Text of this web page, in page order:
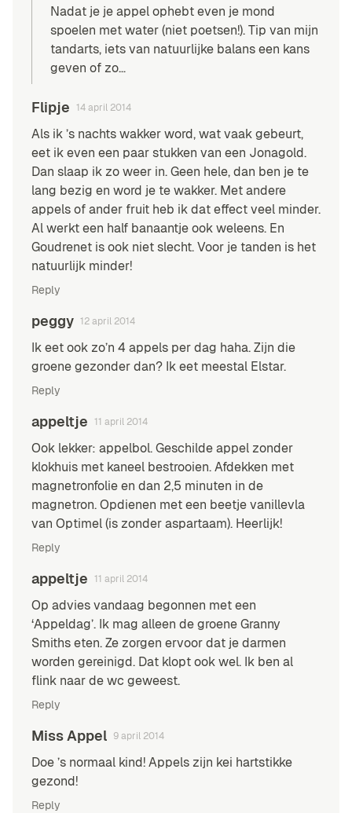
Nadat je je appel ophebt even je mond
spoelen met water (niet poetsen!). Tip van mijn
tandarts, iets van natuurlijke balans een kans
geven of zo…
Flipje 14 april 2014
Als ik ’s nachts wakker word, wat vaak gebeurt,
eet ik even een paar stukken van een Jonagold.
Dan slaap ik zo weer in. Geen hele, dan ben je te
lang bezig en word je te wakker. Met andere
appels of ander fruit heb ik dat effect veel minder.
Al werkt een half banaantje ook weleens. En
Goudrenet is ook niet slecht. Voor je tanden is het
natuurlijk minder!
Reply
peggy 12 april 2014
Ik eet ook zo’n 4 appels per dag haha. Zijn die
groene gezonder dan? Ik eet meestal Elstar.
Reply
appeltje 11 april 2014
Ook lekker: appelbol. Geschilde appel zonder
klokhuis met kaneel bestrooien. Afdekken met
magnetronfolie en dan 2,5 minuten in de
magnetron. Opdienen met een beetje vanillevla
van Optimel (is zonder aspartaam). Heerlijk!
Reply
appeltje 11 april 2014
Op advies vandaag begonnen met een
‘Appeldag’. Ik mag alleen de groene Granny
Smiths eten. Ze zorgen ervoor dat je darmen
worden gereinigd. Dat klopt ook wel. Ik ben al
flink naar de wc geweest.
Reply
Miss Appel 9 april 2014
Doe ’s normaal kind! Appels zijn kei hartstikke
gezond!
Reply